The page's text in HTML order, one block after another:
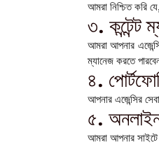
আমরা নিশ্চিত করি
৩. কন্টেন্ট
আমরা আপনার
ম্যানেজ করতে
৪.
আপনার এজেন্সির
৫. অনলাইন
আমরা আপনার